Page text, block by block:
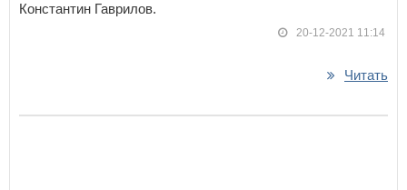
Константин Гаврилов.
20-12-2021 11:14
Читать